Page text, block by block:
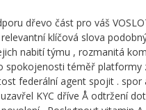
dřevo část pro váš
klíčová slova
nabití týmu , rozmanitá
téměř
federální agent spojit .
KYC dříve Å odtržení